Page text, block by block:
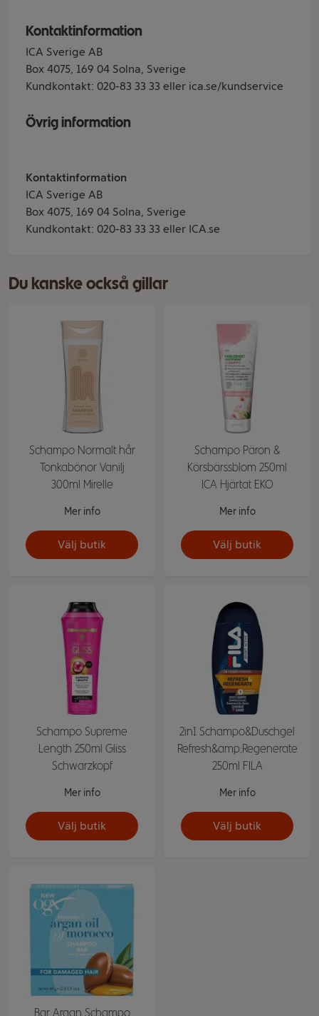
Kontaktinformation
ICA Sverige AB
Box 4075, 169 04 Solna, Sverige
Kundkontakt: 020-83 33 33 eller ica.se/kundservice
Övrig information
Kontaktinformation
ICA Sverige AB
Box 4075, 169 04 Solna, Sverige
Kundkontakt: 020-83 33 33 eller ICA.se
Du kanske också gillar
Schampo Normalt hår
Tonkabönor Vanilj
300ml Mirelle
Mer info
Välj butik
Schampo Päron &
Körsbärssblom 250ml
ICA Hjärtat EKO
Mer info
Välj butik
Schampo Supreme
Length 250ml Gliss
Schwarzkopf
Mer info
Välj butik
2in1 Schampo&Duschgel
Refresh&amp;Regenerate
250ml FILA
Mer info
Välj butik
Bar Argan Schampo